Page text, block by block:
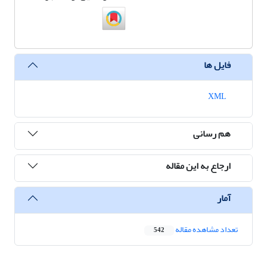
فایل ها
هم رسانی
ارجاع به این مقاله
آمار
تعداد مشاهده مقاله 542